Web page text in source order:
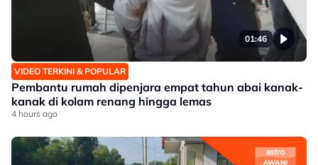
01:46
VIDEO TERKINI & POPULAR
Pembantu rumah dipenjara empat tahun abai kanak-
kanak di kolam renang hingga lemas
4 hours ago